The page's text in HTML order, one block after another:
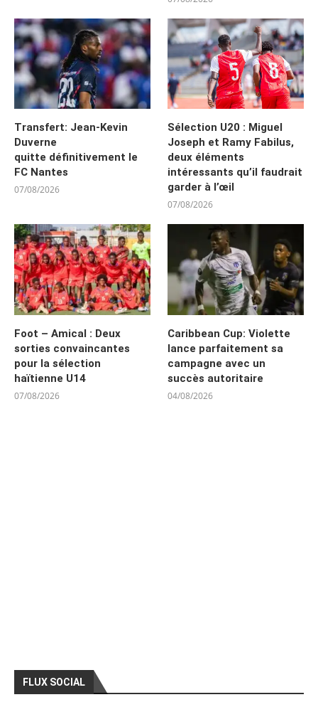
Transfert: Jean-Kevin
Duverne
quitte définitivement le
FC Nantes
07/08/2026
Sélection U20 : Miguel
Joseph et Ramy Fabilus,
deux éléments
intéressants qu’il faudrait
garder à l’œil
07/08/2026
Foot – Amical : Deux
sorties convaincantes
pour la sélection
haïtienne U14
07/08/2026
Caribbean Cup: Violette
lance parfaitement sa
campagne avec un
succès autoritaire
04/08/2026
FLUX SOCIAL